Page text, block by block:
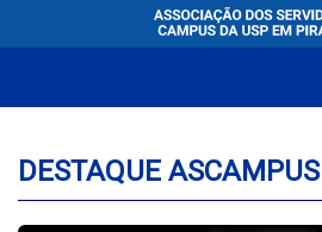
DESTAQUE ASCAMPUS